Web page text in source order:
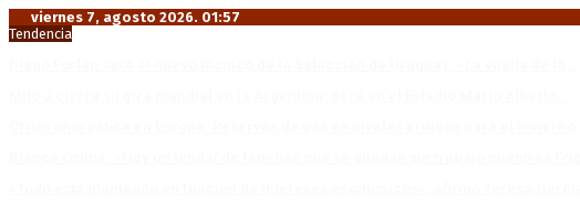
viernes 7, agosto 2026. 01:57
Tendencia